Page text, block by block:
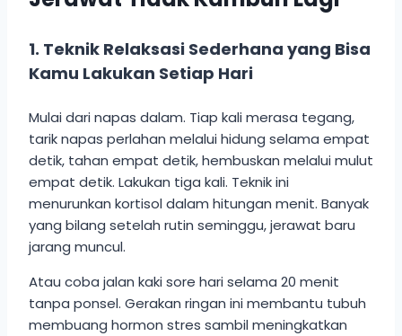
1. Teknik Relaksasi Sederhana yang Bisa
Kamu Lakukan Setiap Hari
Mulai dari napas dalam. Tiap kali merasa tegang,
tarik napas perlahan melalui hidung selama empat
detik, tahan empat detik, hembuskan melalui mulut
empat detik. Lakukan tiga kali. Teknik ini
menurunkan kortisol dalam hitungan menit. Banyak
yang bilang setelah rutin seminggu, jerawat baru
jarang muncul.
Atau coba jalan kaki sore hari selama 20 menit
tanpa ponsel. Gerakan ringan ini membantu tubuh
membuang hormon stres sambil meningkatkan